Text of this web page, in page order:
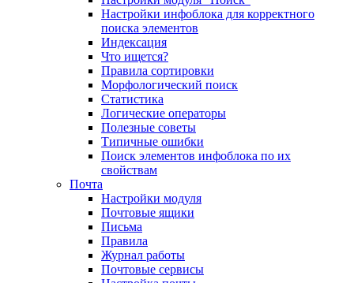
Настройки инфоблока для корректного
поиска элементов
Индексация
Что ищется?
Правила сортировки
Морфологический поиск
Статистика
Логические операторы
Полезные советы
Типичные ошибки
Поиск элементов инфоблока по их
свойствам
Почта
Настройки модуля
Почтовые ящики
Письма
Правила
Журнал работы
Почтовые сервисы